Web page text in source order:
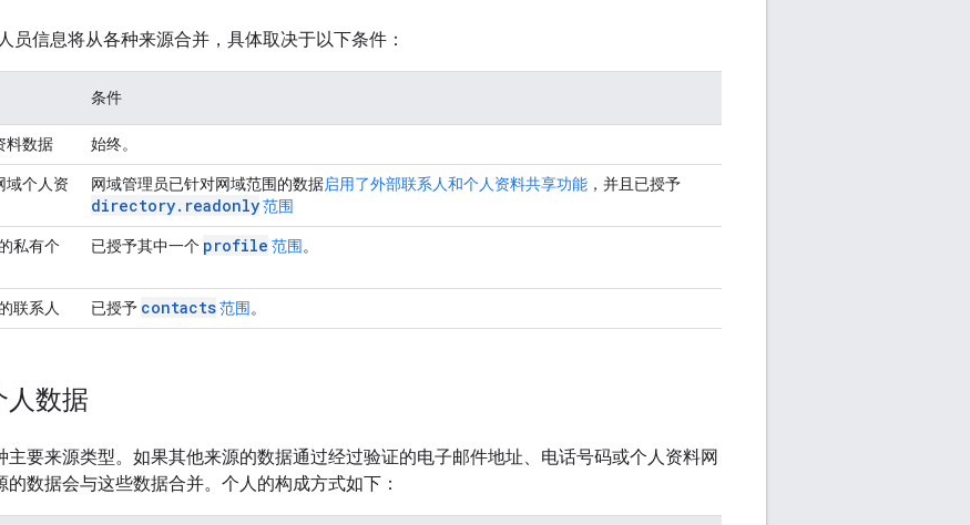
员信息将从各种来源合并，具体取决于以下条件：
条件
料数据 始终。
域个人资
网域管理员已针对网域范围的数据启用了外部联系人和个人资料共享功能 ，并且已授予
directory.readonly范围
私有个
已授予其中一个 profile 范围 。
联系人 已授予 contacts范围 。
人数据
主要来源类型。如果其他来源的数据通过经过验证的电子邮件地址、电话号码或个人资料网
数据会与这些数据合并。个人的构成方式如下：